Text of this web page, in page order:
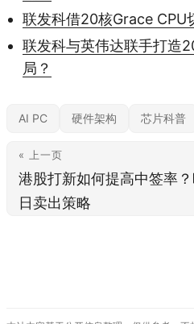
联发科借20核Grace CPU
联发科与英伟达联手打造
局？
AI PC 硬件架构 芯片科普
« 上一页
港股打新如何提高中签率
日卖出策略